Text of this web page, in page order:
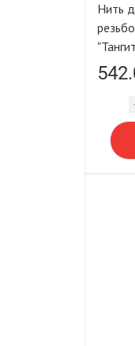
Нить